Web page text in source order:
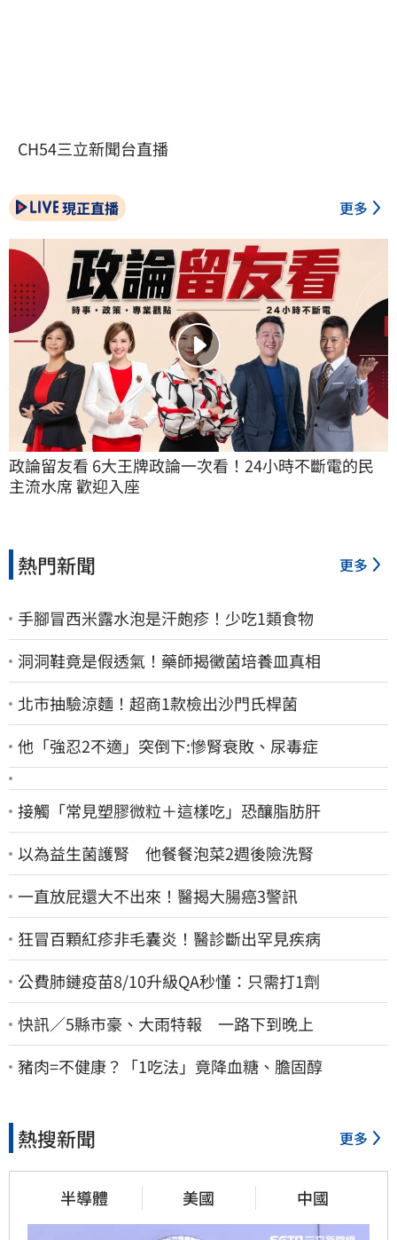
CH54三立新聞台直播
現正直播 更多
政論留友看 6大王牌政論一次看！24小時不斷電的民
主流水席 歡迎入座
熱門新聞 更多
手腳冒西米露水泡是汗皰疹！少吃1類食物
洞洞鞋竟是假透氣！藥師揭黴菌培養皿真相
北市抽驗涼麵！超商1款檢出沙門氏桿菌
他「強忍2不適」突倒下:慘腎衰敗、尿毒症
接觸「常見塑膠微粒＋這樣吃」恐釀脂肪肝
以為益生菌護腎 他餐餐泡菜2週後險洗腎
一直放屁還大不出來！醫揭大腸癌3警訊
狂冒百顆紅疹非毛囊炎！醫診斷出罕見疾病
公費肺鏈疫苗8/10升級QA秒懂：只需打1劑
快訊／5縣市豪、大雨特報 一路下到晚上
豬肉=不健康？「1吃法」竟降血糖、膽固醇
熱搜新聞 更多
半導體 美國 中國